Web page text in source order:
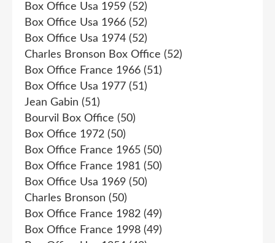
Box Office Usa 1959 (52)
Box Office Usa 1966 (52)
Box Office Usa 1974 (52)
Charles Bronson Box Office (52)
Box Office France 1966 (51)
Box Office Usa 1977 (51)
Jean Gabin (51)
Bourvil Box Office (50)
Box Office 1972 (50)
Box Office France 1965 (50)
Box Office France 1981 (50)
Box Office Usa 1969 (50)
Charles Bronson (50)
Box Office France 1982 (49)
Box Office France 1998 (49)